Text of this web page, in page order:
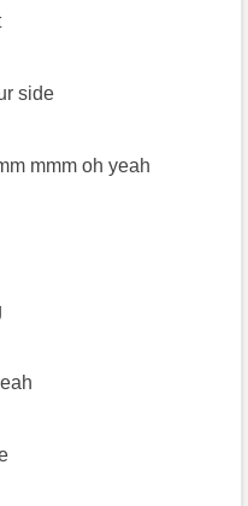
r
side
mmm oh yeah